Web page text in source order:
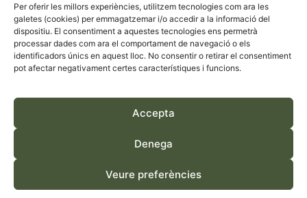
Per oferir les millors experiències, utilitzem tecnologies com ara les
galetes (cookies) per emmagatzemar i/o accedir a la informació del
dispositiu. El consentiment a aquestes tecnologies ens permetrà
processar dades com ara el comportament de navegació o els
identificadors únics en aquest lloc. No consentir o retirar el consentiment
pot afectar negativament certes característiques i funcions.
Accepta
Denega
Veure preferències
BORSA DE TREBALL
Treballa amb nosaltres >
EL TEMPS ACTUAL
© Lo Mas de la Cuixota 2026
Avís Legal i política de privacitat
Declaració d’accessibilitat